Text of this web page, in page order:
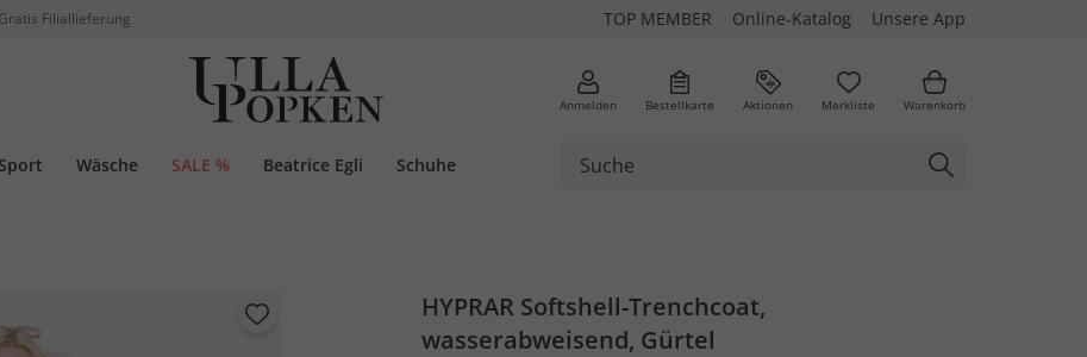
Gratis Filiallieferung TOP MEMBER Online-Katalog Unsere App
Anmelden Bestellkarte Aktionen Merkliste Warenkorb
Sport Wäsche SALE % Beatrice Egli Schuhe
HYPRAR Softshell-Trenchcoat,
wasserabweisend, Gürtel